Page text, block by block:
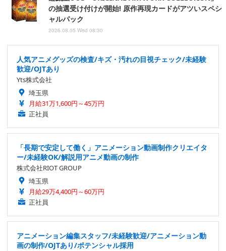
の抽選受け付けが開始! 原作再現カードがアツいスペシ
ャルパック
2026.08.05 Wed 08:30
人気アニメグッズの検査/キズ・汚れの目視チェック/未経験
歓迎/OJTあり
Yts株式会社
埼玉県
月給31万1,600円～45万円
正社員
「長期で安定して働く」アニメーション動画制作クリエイタ
ー/未経験OK/解説用アニメ動画の制作
株式会社RIOT GROUP
埼玉県
月給29万4,400円～60万円
正社員
アニメーション編集スタッフ/未経験歓迎/アニメーション動
画の制作/OJTあり/ポテンシャル採用